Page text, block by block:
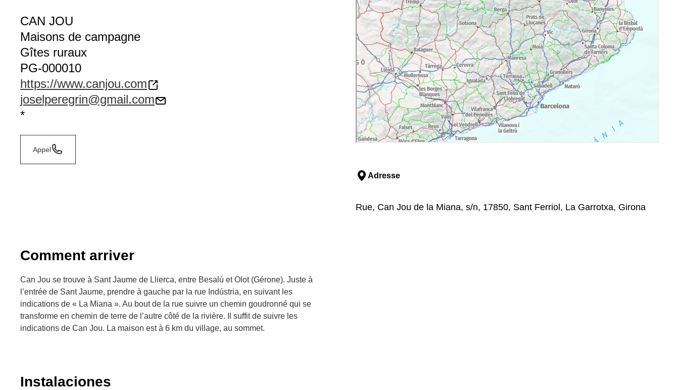
CAN JOU
Maisons de campagne
Gîtes ruraux
PG-000010
https://www.canjou.com
joselperegrin@gmail.com
*
Appel
Adresse
Rue, Can Jou de la Miana, s/n, 17850, Sant Ferriol, La Garrotxa, Girona
Comment arriver
Can Jou se trouve à Sant Jaume de Llierca, entre Besalú et Olot (Gérone). Juste à
l’entrée de Sant Jaume, prendre à gauche par la rue Indústria, en suivant les
indications de « La Miana ». Au bout de la rue suivre un chemin goudronné qui se
transforme en chemin de terre de l’autre côté de la rivière. Il suffit de suivre les
indications de Can Jou. La maison est à 6 km du village, au sommet.
Instalaciones